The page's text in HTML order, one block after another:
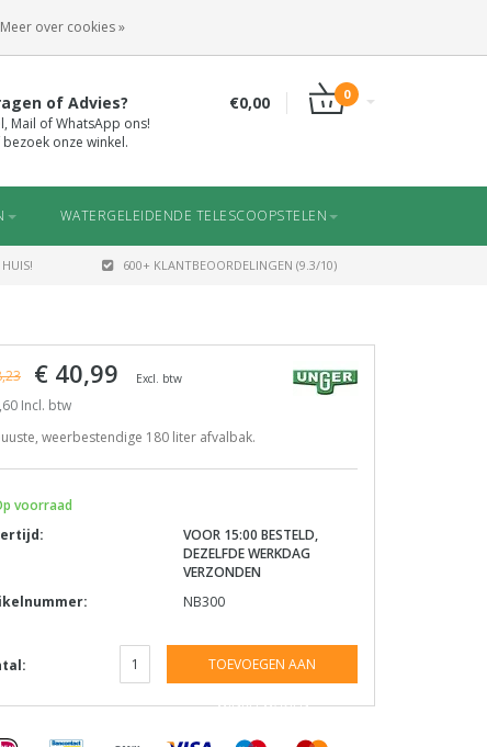
of Advies?
Mail of WhatsApp ons!
bezoek onze winkel.
€0,00 0
WATERGELEIDENDE TELESCOOPSTELEN
600+ KLANTBEOORDELINGEN (9.3/10)
€ 40,99 Excl. btw
Incl. btw
weerbestendige 180 liter afvalbak.
voorraad
VOOR 15:00 BESTELD,
DEZELFDE WERKDAG
VERZONDEN
NB300
TOEVOEGEN AAN
WINKELWAGEN
Meer over cookies »